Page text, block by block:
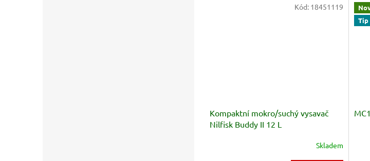
Kompaktní mokro/suchý vysavač
Nilfisk Buddy II 12 L
Skladem
Kód: 18451119
Tip